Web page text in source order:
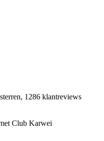
1286 klantreviews
Club Karwei